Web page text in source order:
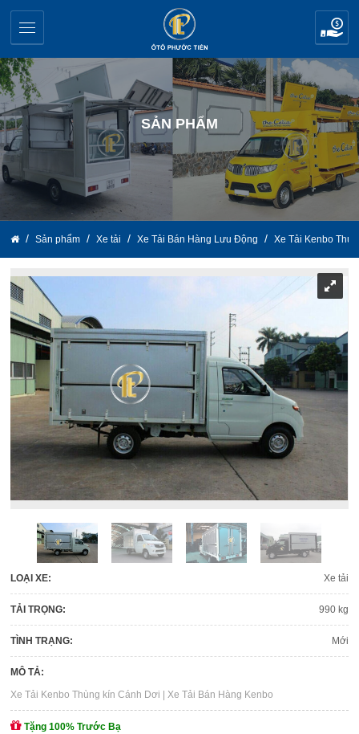
SẢN PHẨM
Sản phẩm Xe tải Xe Tải Bán Hàng Lưu Động Xe Tải Kenbo
LOẠI XE: Xe tải
TẢI TRỌNG: 990 kg
TÌNH TRẠNG: Mới
MÔ TẢ:
Xe Tải Kenbo Thùng kín Cánh Dơi | Xe Tải Bán Hàng Kenbo
Tặng 100% Trước Bạ